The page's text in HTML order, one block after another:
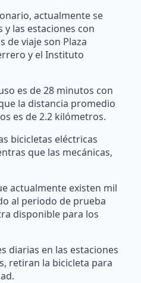
actualmente se
y las estaciones con
de viaje son Plaza
y el Instituto
es de 28 minutos con
la distancia promedio
es de 2.2 kilómetros.
bicicletas eléctricas
que las mecánicas,
actualmente existen mil
al periodo de prueba
disponible para los
diarias en las estaciones
retiran la bicicleta para